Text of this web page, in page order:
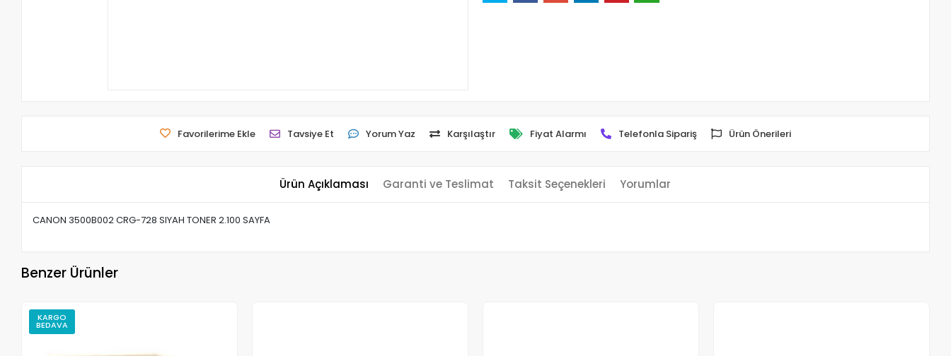
Favorilerime Ekle Tavsiye Et Yorum Yaz Karşılaştır Fiyat Alarmı Telefonla Sipariş Ürün Önerileri
Ürün Açıklaması Garanti ve Teslimat Taksit Seçenekleri Yorumlar
CANON 3500B002 CRG-728 SIYAH TONER 2.100 SAYFA
Benzer Ürünler
KARGO
BEDAVA